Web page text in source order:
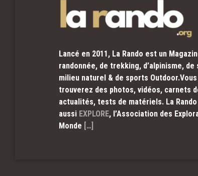
Lancé en 2011, La Rando est un
randonnée, de trekking, d’alpinisme, de
milieu naturel & de sports
trouverez des photos, vidéos, carnets
actualités, tests de matériels. La Rando
aussi EXPLORE, l’Association des
Monde […]